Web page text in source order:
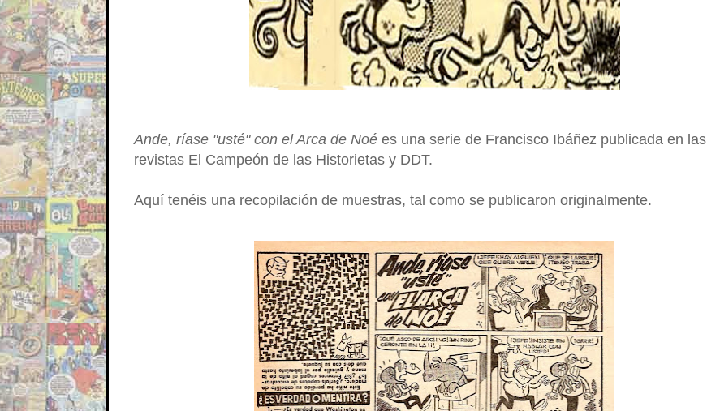
Ande, ríase "usté" con el Arca de Noé es una serie de Francisco Ibáñez publicada en las
revistas El Campeón de las Historietas y DDT.
Aquí tenéis una recopilación de muestras, tal como se publicaron originalmente.